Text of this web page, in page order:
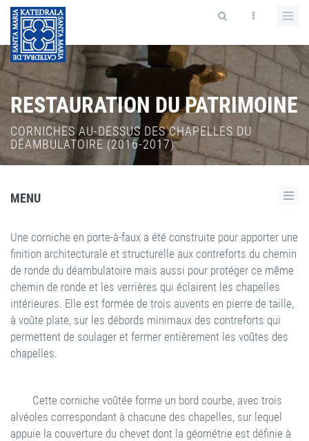
RESTAURATION DU PATRIMOINE
CORNICHES AU-DESSUS DES CHAPELLES DU
DÉAMBULATOIRE (2016-2017)
MENU
Une corniche en porte-à-faux a été construite pour apporter une
finition architecturale et structurelle aux contreforts du chemin
de ronde du déambulatoire mais aussi pour protéger ce même
chemin de ronde et les verrières qui éclairent les chapelles
intérieures. Elle est formée de trois auvents en pierre de taille,
à voûte plate, sur les débords minimaux des contreforts qui
permettent de soulager et fermer entièrement les voûtes des
chapelles.
Cette corniche voûtée forme un bord courbe, avec trois
alvéoles correspondant à chacune des chapelles, sur lequel
appuie la couverture du chevet dont la géométrie est définie à